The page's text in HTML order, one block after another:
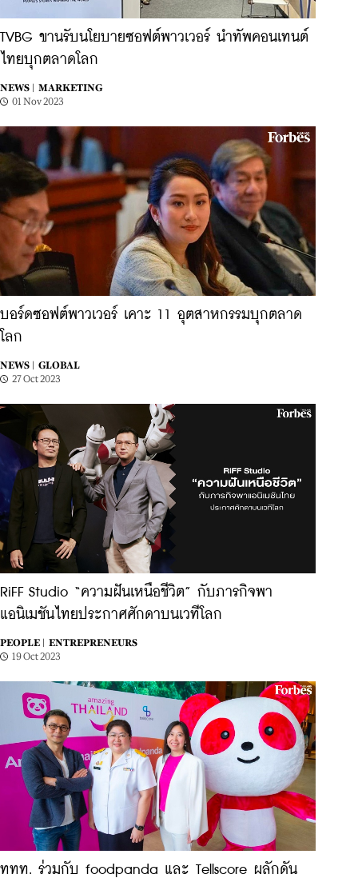
TVBG ขานรับนโยบายซอฟต์พาวเวอร์ นำทัพคอนเทนต์
ไทยบุกตลาดโลก
NEWS |
MARKETING
01 Nov 2023
บอร์ดซอฟต์พาวเวอร์ เคาะ 11 อุตสาหกรรมบุกตลาด
โลก
NEWS |
GLOBAL
27 Oct 2023
RiFF Studio “ความฝันเหนือชีวิต” กับภารกิจพา
แอนิเมชันไทยประกาศศักดาบนเวทีโลก
PEOPLE |
ENTREPRENEURS
19 Oct 2023
ททท. ร่วมกับ foodpanda และ Tellscore ผลักดัน